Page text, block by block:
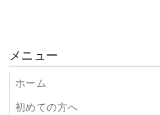
メニュー
ホーム
初めての方へ